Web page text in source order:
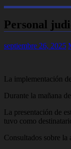
Personal
septiembre 26, 2025
La implementación
Durante la mañana
La presentación de
tuvo como
Consultados sobre la